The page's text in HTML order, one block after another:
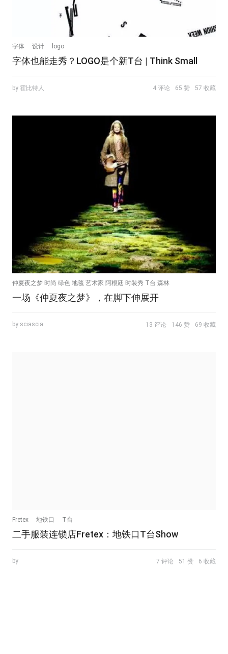
字体 设计 logo
字体也能走秀？LOGO是个新T台 | Think Small
by 霍比特人 4 评论 65 赞 57 收藏
仲夏夜之梦 时尚 绿色 地毯 艺术家 阿根廷 时装秀 T台 森林
一场《仲夏夜之梦》，在脚下伸展开
by sciascia 13 评论 146 赞 69 收藏
Fretex 地铁口 T台
二手服装连锁店Fretex：地铁口T台Show
by 7 评论 51 赞 6 收藏